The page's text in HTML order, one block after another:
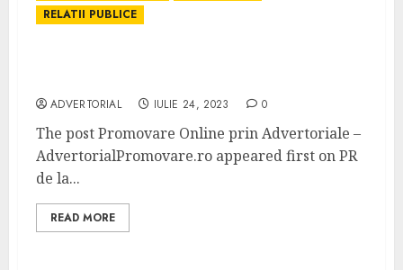
RELATII PUBLICE
ADVERTORIAL IULIE 24, 2023 0
The post Promovare Online prin Advertoriale –
AdvertorialPromovare.ro appeared first on PR
de la...
READ MORE